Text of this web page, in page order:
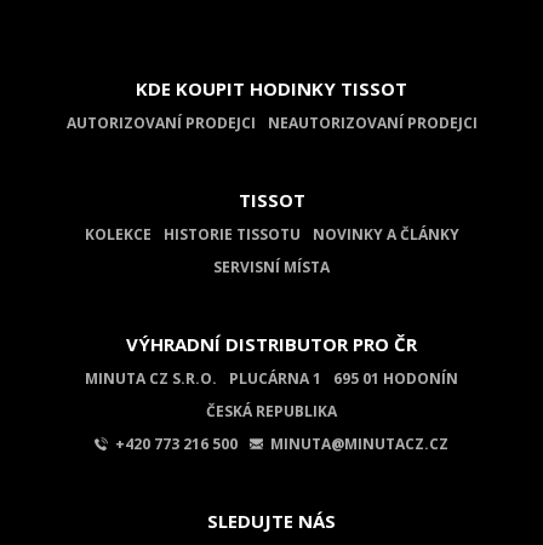
KDE KOUPIT HODINKY TISSOT
AUTORIZOVANÍ PRODEJCI NEAUTORIZOVANÍ PRODEJCI
TISSOT
KOLEKCE HISTORIE TISSOTU
NOVINKY A ČLÁNKY
SERVISNÍ MÍSTA
VÝHRADNÍ DISTRIBUTOR PRO ČR
MINUTA CZ S.R.O. PLUCÁRNA 1
695 01 HODONÍN
ČESKÁ REPUBLIKA
+420 773 216 500
MINUTA@MINUTACZ.CZ
SLEDUJTE NÁS